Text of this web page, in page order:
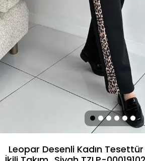
Leopar Desenli Kadın